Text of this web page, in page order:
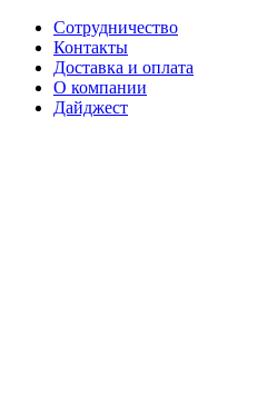
Сотрудничество
Контакты
Доставка и оплата
О компании
Дайджест